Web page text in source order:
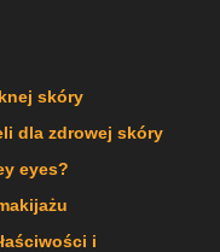
skóry
dla zdrowej skóry
eyes?
i